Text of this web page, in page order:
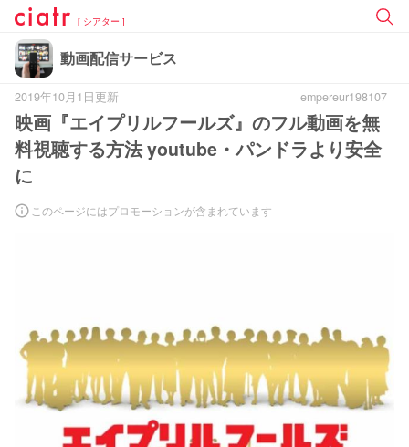
[ シアター ]
動画配信サービス
2019年10月1日更新 empereur198107
映画『エイプリルフールズ』のフル動画を無
料視聴する方法 youtube・パンドラより安全
に
このページにはプロモーションが含まれています